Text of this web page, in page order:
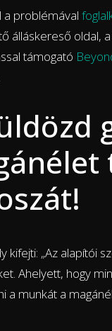
a problémával
álláskereső oldal, a
támogató
kifejti: „Az alapítói
Ahelyett, hogy
a munkát a